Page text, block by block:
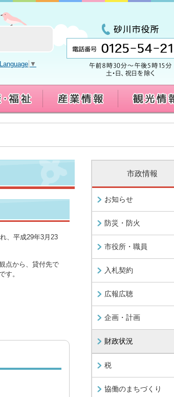
▼
、平成29年3月23
点から、貸付先で
す。
市政情報
お知らせ
防災・防火
市役所・職員
入札契約
広報広聴
企画・計画
財政状況
税
協働のまちづくり